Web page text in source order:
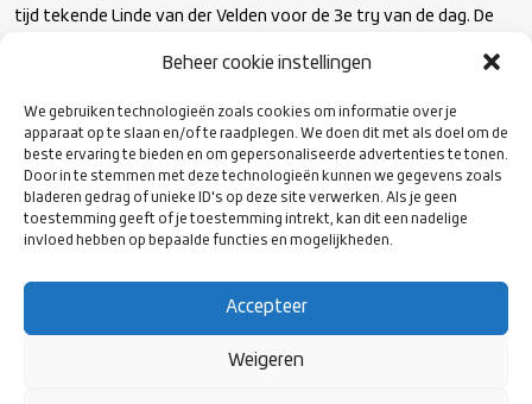
Beheer cookie instellingen
We gebruiken technologieën zoals cookies om informatie over je
apparaat op te slaan en/of te raadplegen. We doen dit met als doel om de
beste ervaring te bieden en om gepersonaliseerde advertenties te tonen.
Door in te stemmen met deze technologieën kunnen we gegevens zoals
bladeren gedrag of unieke ID's op deze site verwerken. Als je geen
toestemming geeft of je toestemming intrekt, kan dit een nadelige
invloed hebben op bepaalde functies en mogelijkheden.
Accepteer
Weigeren
tijd tekende Linde van der Velden voor de 3e try van de dag. De
eindsignaal de 27-17 eindstand op het scorebord via een penalty.
kampioenschap in de Women’s REC 2025. Voor Oranje rest nog
één laatste wedstrijd in en tegen Zweden zaterdag 19 april om
14:00.